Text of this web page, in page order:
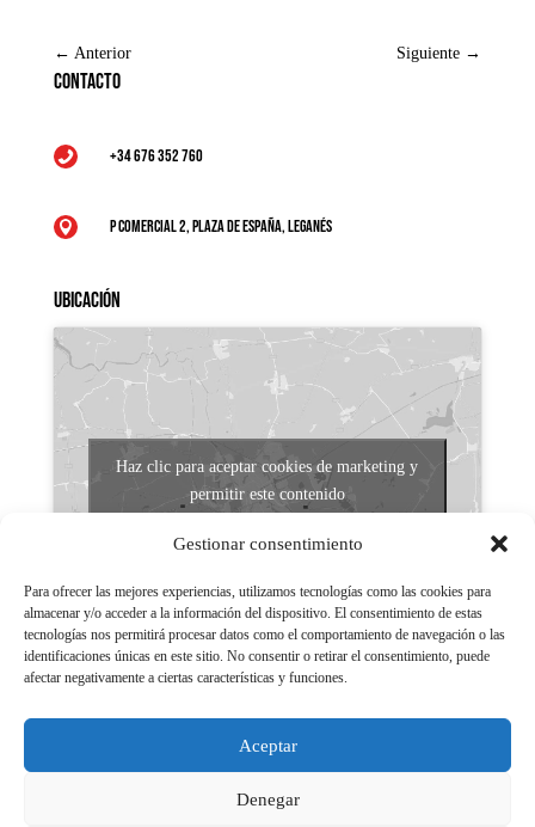
Gestionar consentimiento
Para ofrecer las mejores experiencias, utilizamos tecnologías como las cookies para
almacenar y/o acceder a la información del dispositivo. El consentimiento de estas
tecnologías nos permitirá procesar datos como el comportamiento de navegación o las
identificaciones únicas en este sitio. No consentir o retirar el consentimiento, puede
afectar negativamente a ciertas características y funciones.
Aceptar
Denegar
← Anterior Siguiente →
Contacto
 +34 676 352 760
 P Comercial 2, Plaza de España, Leganés
Ubicación
Haz clic para aceptar cookies de marketing y
permitir este contenido
Aviso legal